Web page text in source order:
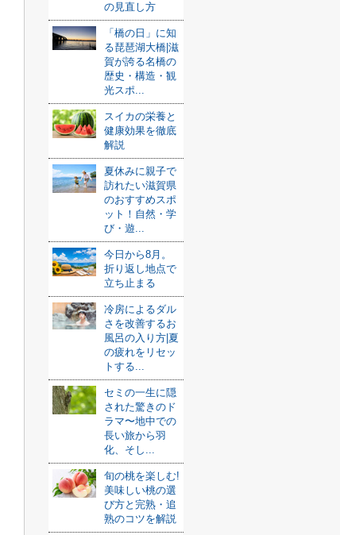
の見直し方
「橋の日」に知
る琵琶湖大橋|滋
賀が誇る名橋の
歴史・構造・観
光スポ...
スイカの栄養と
健康効果を徹底
解説
夏休みに親子で
訪れたい滋賀県
のおすすめスポ
ット！自然・学
び・遊...
今日から8月。
折り返し地点で
立ち止まる
冷房によるダル
さを改善するお
風呂の入り方|夏
の疲れをリセッ
トする...
セミの一生に隠
された驚きのド
ラマ〜地中での
長い旅から羽
化、そし...
旬の桃を楽しむ!
美味しい桃の選
び方と完熟・追
熟のコツを解説